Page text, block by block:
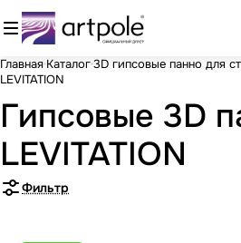
Главная Каталог3D гипсовые панно для
LEVITATION
Гипсовые 3D
LEVITATION
Фильтр